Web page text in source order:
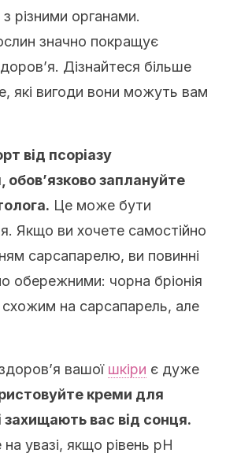
з різними органами.
значно покращує
Дізнайтеся більше
які вигоди вони можуть вам
від псоріазу
заплануйте
Це може бути
Якщо ви хочете самостійно
сарсапарелю, ви повинні
обережними: чорна бріонія
на сарсапарель, але
вашої шкіри є дуже
креми для
захищають вас від сонця.
увазі, якщо рівень рН